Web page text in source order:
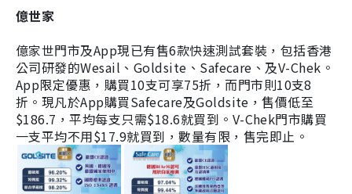
億世家
億家世門市及App現已有售6款快速測試套裝，包括香港
公司研發的Wesail、Goldsite、Safecare、及V-Chek。
App限定優惠，購買10支可享75折，而門市則10支8
折。現凡於App購買Safecare及Goldsite，售價低至
$186.7，平均每支只需$18.6就買到。V-Chek門市購買
一支平均不用$17.9就買到，數量有限，售完即止。